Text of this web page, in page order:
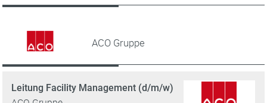
ACO Gruppe
Leitung Facility Management (d/m/w)